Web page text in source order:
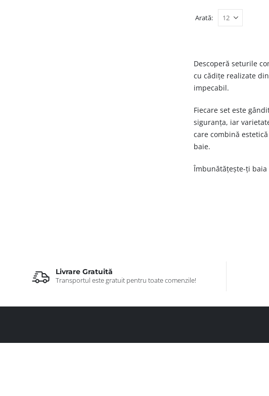
Arată:
Descoperă seturile
cu cădițe realizate
impecabil.
Fiecare set este
siguranța, iar
care combină
baie.
Îmbunătățește-ți
Livrare Gratuită
Transportul este gratuit pentru toate comenzile!